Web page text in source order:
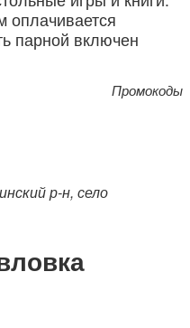
оплачивается
парной включен
Промокоды
р-н, село